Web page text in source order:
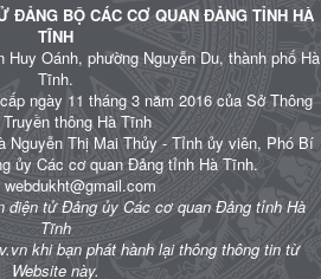
ĐẢNG BỘ CÁC CƠ QUAN ĐẢNG TỈNH HÀ
TĨNH
Oánh, phường Nguyễn Du, thành phố Hà
Tĩnh.
ngày 11 tháng 3 năm 2016 của Sở Thông
thông Hà Tĩnh
Nguyễn Thị Mai Thủy - Tỉnh ủy viên, Phó Bí
ủy Các cơ quan Đảng tỉnh Hà Tĩnh.
điện tử Đảng ủy Các cơ quan Đảng tỉnh Hà
Tĩnh
khi bạn phát hành lại thông thông tin từ
Website này.